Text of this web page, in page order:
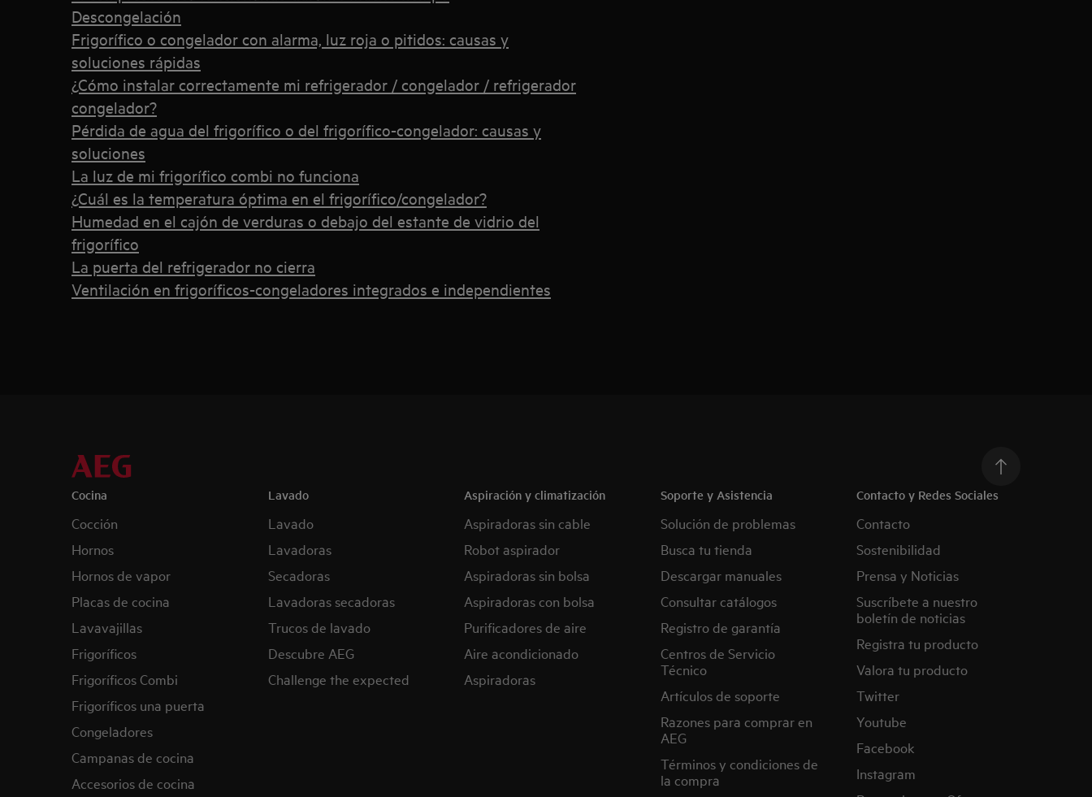
Descongelación
Frigorífico o congelador con alarma, luz roja o pitidos: causas y
soluciones rápidas
¿Cómo instalar correctamente mi refrigerador / congelador / refrigerador
congelador?
Pérdida de agua del frigorífico o del frigorífico-congelador: causas y
soluciones
La luz de mi frigorífico combi no funciona
¿Cuál es la temperatura óptima en el frigorífico/congelador?
Humedad en el cajón de verduras o debajo del estante de vidrio del
frigorífico
La puerta del refrigerador no cierra
Ventilación en frigoríficos-congeladores integrados e independientes
Cocina
Cocción
Hornos
Hornos de vapor
Placas de cocina
Lavavajillas
Frigoríficos
Frigoríficos Combi
Frigoríficos una puerta
Congeladores
Campanas de cocina
Accesorios de cocina
Lavado
Lavado
Lavadoras
Secadoras
Lavadoras secadoras
Trucos de lavado
Descubre AEG
Challenge the expected
Aspiración y climatización
Aspiradoras sin cable
Robot aspirador
Aspiradoras sin bolsa
Aspiradoras con bolsa
Purificadores de aire
Aire acondicionado
Aspiradoras
Soporte y Asistencia
Solución de problemas
Busca tu tienda
Descargar manuales
Consultar catálogos
Registro de garantía
Centros de Servicio
Técnico
Artículos de soporte
Razones para comprar en
AEG
Términos y condiciones de
la compra
Contacto y Redes Sociales
Contacto
Sostenibilidad
Prensa y Noticias
Suscríbete a nuestro
boletín de noticias
Registra tu producto
Valora tu producto
Twitter
Youtube
Facebook
Instagram